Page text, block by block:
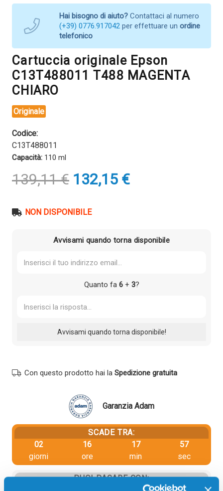
Hai bisogno di aiuto? Contattaci al numero
(+39) 0776.917042 per effettuare un ordine
telefonico
Cartuccia originale Epson
C13T488011 T488 MAGENTA
CHIARO
Originale
Codice:
C13T488011
Capacità: 110 ml
139,11€ Il
prezzo
era:
132,15 €Il
prezzo
NON DISPONIBILE
Avvisami quando torna disponibile
Quanto fa 6+ 3?
Con questo prodotto hai la Spedizione gratuita
Garanzia Adam
SCADE TRA:
02
giorni
16
ore
17
min
57
sec
PUOI PAGARE CON: